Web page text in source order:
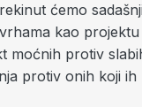
ćemo
kao
moćnih protiv
protiv onih koji ih